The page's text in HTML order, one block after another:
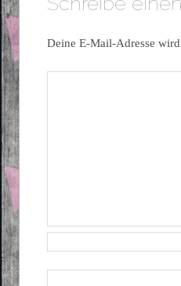
Deine E-Mail-Adresse